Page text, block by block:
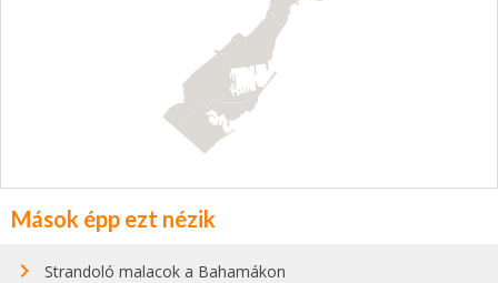
Mások épp ezt nézik
Strandoló malacok a Bahamákon